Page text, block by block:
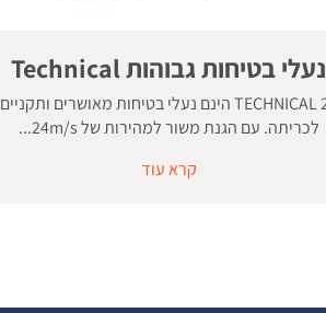
נעלי בטיחות גבוהות Technical
TECHNICAL 24 הינם נעלי בטיחות מאושרים ותקניים
לכריתה. עם הגנת משור למהירות של 24m/s...
קרא עוד